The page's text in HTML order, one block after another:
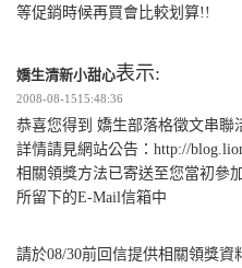
等促銷時候再買會比較划算!!
嬌生清新小甜心表示:
2008-08-1515:48:36
恭喜您得到 嬌生部落格徵文串聯
詳情請見網站公告：http://
相關領獎方法已寄送至您當初參
所留下的E-Mail信箱中
請於08/30前回信提供相關領獎